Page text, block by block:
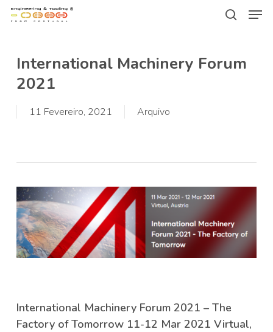
Skip
contentInternational Machinery Forum
2021
11 Fevereiro, 2021 Arquivo
International Machinery Forum 2021 – The
Factory of Tomorrow 11-12 Mar 2021 Virtual,
Menu